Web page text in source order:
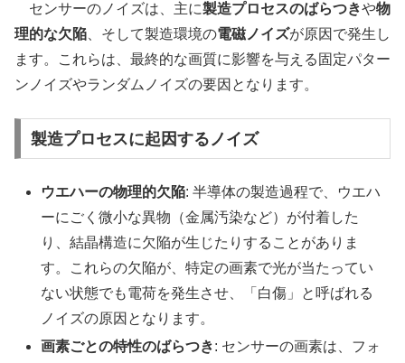
センサーのノイズは、主に製造プロセスのばらつきや物
理的な欠陥、そして製造環境の電磁ノイズが原因で発生し
ます。これらは、最終的な画質に影響を与える固定パター
ンノイズやランダムノイズの要因となります。
製造プロセスに起因するノイズ
ウエハーの物理的欠陥: 半導体の製造過程で、ウエハ
ーにごく微小な異物（金属汚染など）が付着した
り、結晶構造に欠陥が生じたりすることがありま
す。これらの欠陥が、特定の画素で光が当たってい
ない状態でも電荷を発生させ、「白傷」と呼ばれる
ノイズの原因となります。
画素ごとの特性のばらつき: センサーの画素は、フォ